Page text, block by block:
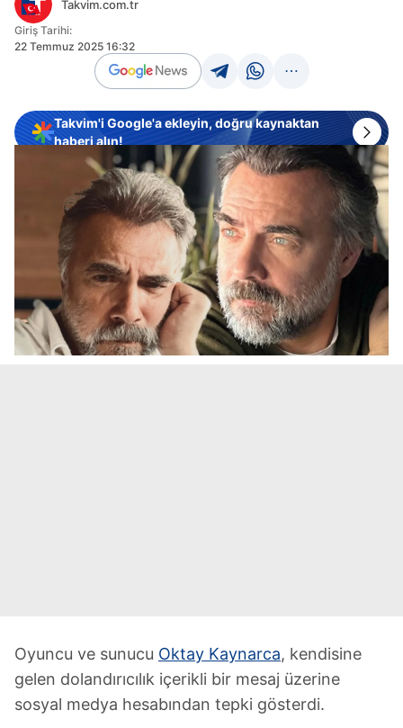
Takvim.com.tr
Giriş Tarihi:
22 Temmuz 2025 16:32
Takvim'i Google'a ekleyin, doğru kaynaktan
haberi alın!
Oyuncu ve sunucu Oktay Kaynarca, kendisine
gelen dolandırıcılık içerikli bir mesaj üzerine
sosyal medya hesabından tepki gösterdi.